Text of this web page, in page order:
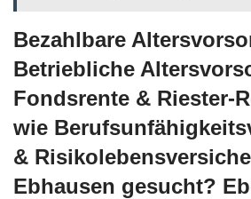
Bezahlbare
Betriebliche
Fondsrente & Riester-
wie
&
Ebhausen gesucht?